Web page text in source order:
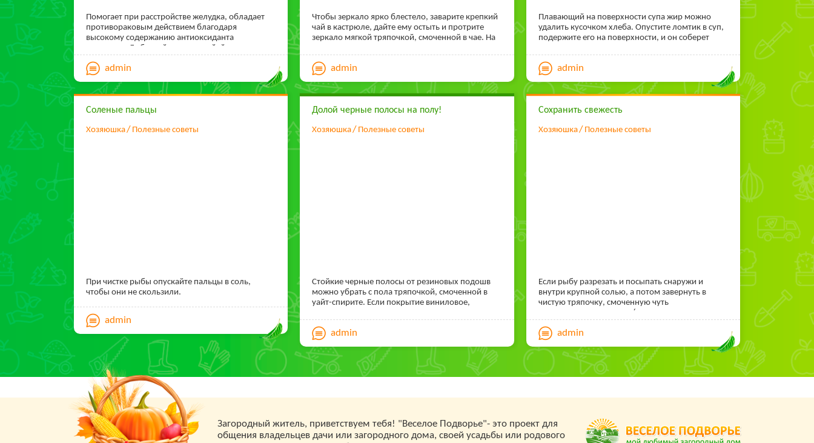
Помогает при расстройстве желудка, обладает
противораковым действием благодаря
высокому содержанию антиоксиданта
лимонена. Добавляйте мяту в чай, йогурт,
admin
Чтобы зеркало ярко блестело, заварите крепкий
чай в кастрюле, дайте ему остыть и протрите
зеркало мягкой тряпочкой, смоченной в чае. На
admin
Плавающий на поверхности супа жир можно
удалить кусочком хлеба. Опустите ломтик в суп,
подержите его на поверхности, и он соберет
admin
Соленые пальцы
Хозяюшка Полезные советы
При чистке рыбы опускайте пальцы в соль,
чтобы они не скользили.
admin
Долой черные полосы на полу!
Хозяюшка Полезные советы
Стойкие черные полосы от резиновых подошв
можно убрать с пола тряпочкой, смоченной в
уайт-спирите. Если покрытие виниловое,
admin
Сохранить свежесть
Хозяюшка Полезные советы
Если рыбу разрезать и посыпать снаружи и
внутри крупной солью, а потом завернуть в
чистую тряпочку, смоченную чуть
подслащенным уксусом (один кусочек сахара на
температуре в течение двух суток.
admin
Загородный житель, приветствуем тебя! "Веселое Подворье"- это проект для
общения владельцев дачи или загородного дома, своей усадьбы или родового